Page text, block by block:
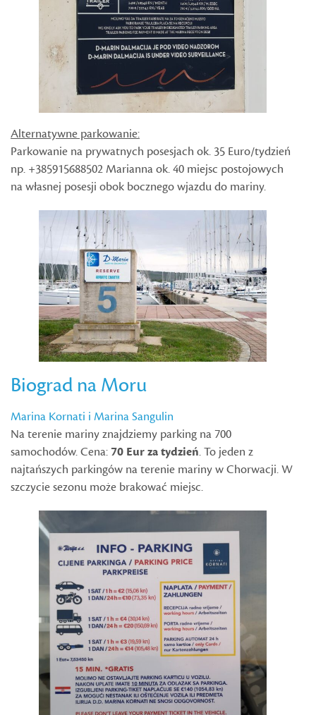
Alternatywne parkowanie:
Parkowanie na prywatnych posesjach ok. 35 Euro/tydzień
np. +385915688502 Marianna ok. 40 miejsc postojowych
na własnej posesji obok bocznego wjazdu do mariny.
Biograd na Moru
Marina Kornati i Marina Sangulin
Na terenie mariny znajdziemy parking na 700
samochodów. Cena:70 Eur za tydzień. To jeden z
najtańszych parkingów na terenie mariny w Chorwacji. W
szczycie sezonu może brakować miejsc.